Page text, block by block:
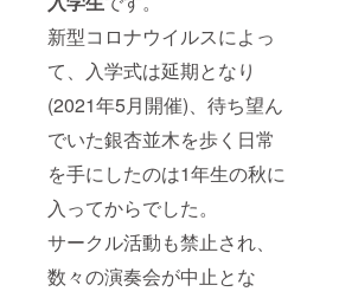
新型コロナウイルスによっ
て、入学式は延期となり
(2021年5月開催)、待ち望ん
でいた銀杏並木を歩く日常
を手にしたのは1年生の秋に
入ってからでした。
サークル活動も禁止され、
数々の演奏会が中止とな